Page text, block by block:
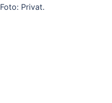
Foto: Privat.